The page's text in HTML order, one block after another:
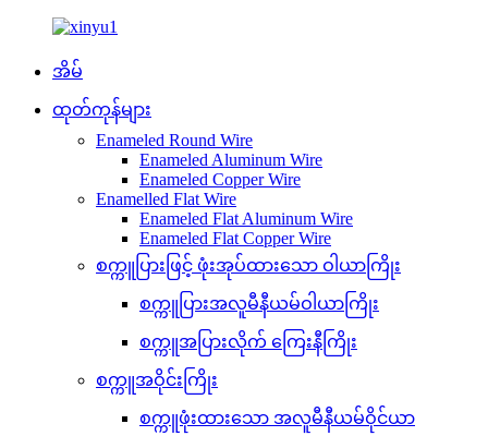
အိမ်
ထုတ်ကုန်များ
Enameled Round Wire
Enameled Aluminum Wire
Enameled Copper Wire
Enamelled Flat Wire
Enameled Flat Aluminum Wire
Enameled Flat Copper Wire
စက္ကူပြားဖြင့် ဖုံးအုပ်ထားသော ဝါယာကြိုး
စက္ကူပြားအလူမီနီယမ်ဝါယာကြိုး
စက္ကူအပြားလိုက် ကြေးနီကြိုး
စက္ကူအဝိုင်းကြိုး
စက္ကူဖုံးထားသော အလူမီနီယမ်ဝိုင်ယာ